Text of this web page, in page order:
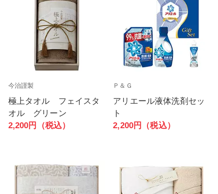
今治謹製
極上タオル フェイスタ
オル グリーン
2,200円（税込）
Ｐ＆Ｇ
アリエール液体洗剤セッ
ト
2,200円（税込）